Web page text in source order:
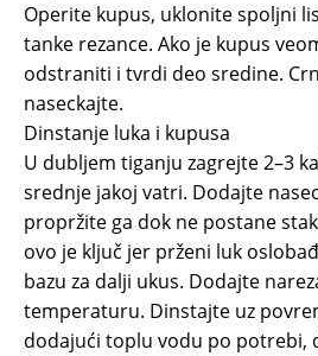
Operite kupus, uklonite spoljni
tanke rezance. Ako je kupus
odstraniti i tvrdi deo sredine.
naseckajte.
Dinstanje luka i kupusa
U dubljem tiganju zagrejte 2–3
srednje jakoj vatri. Dodajte
propržite ga dok ne postane
ovo je ključ jer prženi luk
bazu za dalji ukus. Dodajte
temperaturu. Dinstajte uz
dodajući toplu vodu po potrebi,